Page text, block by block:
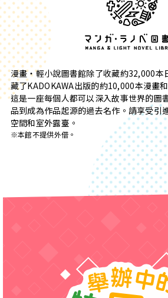
漫畫・輕小說圖書館除了收藏約32,000本
藏了KADOKAWA出版的約10,000本漫畫
這是一座每個人都可以深入故事世界的圖
品到成為作品起源的過去名作。請享受引
空間和室外露臺。
※本館不提供外借。